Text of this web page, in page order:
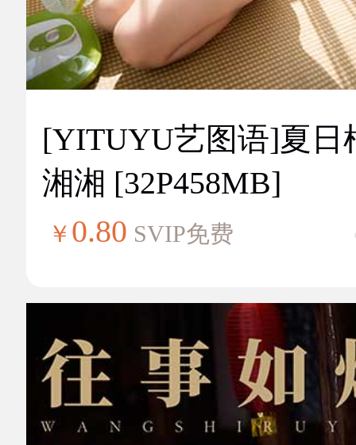
[YITUYU艺图语]夏日
湘湘 [32P458MB]
￥ 0.80 SVIP免费